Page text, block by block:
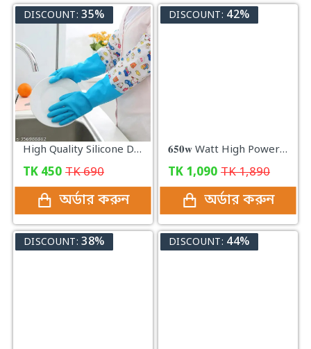
DISCOUNT: 35%
High Quality Silicone Dish Washing Kitchen Hand Gloves
TK 450 TK690
অর্ডার করুন
DISCOUNT: 42%
𝟔𝟓𝟎𝐰 Watt High Power Grinder Machine ১০০% কার্যকরী প্রোডাক্ট
TK 1,090 TK1,890
অর্ডার করুন
DISCOUNT: 38% DISCOUNT: 44%